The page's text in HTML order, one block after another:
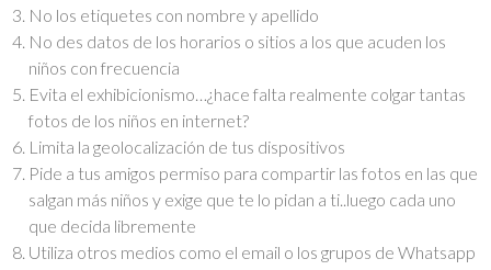
No los etiquetes con nombre y apellido
No des datos de los horarios o sitios a los que acuden los
niños con frecuencia
Evita el exhibicionismo…¿hace falta realmente colgar tantas
fotos de los niños en internet?
Limita la geolocalización de tus dispositivos
Pide a tus amigos permiso para compartir las fotos en las que
salgan más niños y exige que te lo pidan a ti..luego cada uno
que decida libremente
Utiliza otros medios como el email o los grupos de Whatsapp